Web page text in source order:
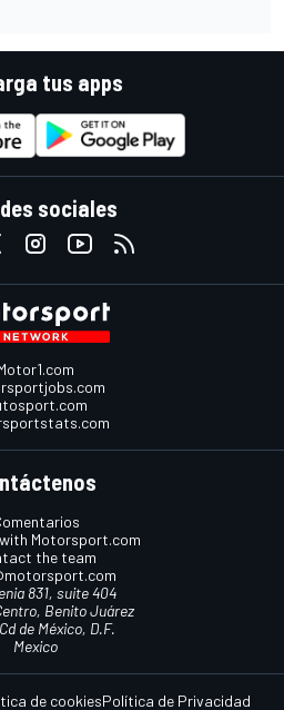
tus apps
sociales
Motorsport.com
the team
831, suite 404
Benito Juárez
de México, D.F.
Mexico
de cookiesPolítica de Privacidad